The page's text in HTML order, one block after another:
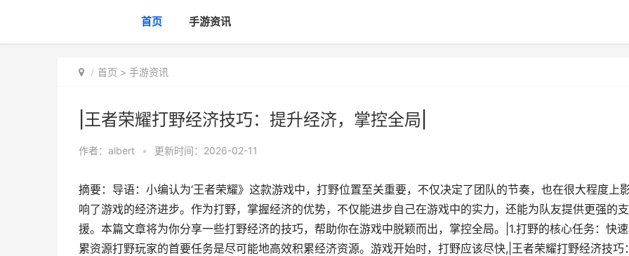
首页 手游资讯
首页 > 手游资讯
|王者荣耀打野经济技巧：提升经济，掌控全局|
作者： albert • 更新时间：2026-02-11
摘要：导语：小编认为‘王者荣耀》这款游戏中，打野位置至关重要，不仅决定了团队的节奏，也在很大程度上
响了游戏的经济进步。作为打野，掌握经济的优势，不仅能进步自己在游戏中的实力，还能为队友提供更强的支
援。本篇文章将为你分享一些打野经济的技巧，帮助你在游戏中脱颖而出，掌控全局。|1.打野的核心任务：快
累资源打野玩家的首要任务是尽可能地高效积累经济资源。游戏开始时，打野应该尽快,|王者荣耀打野经济技巧：